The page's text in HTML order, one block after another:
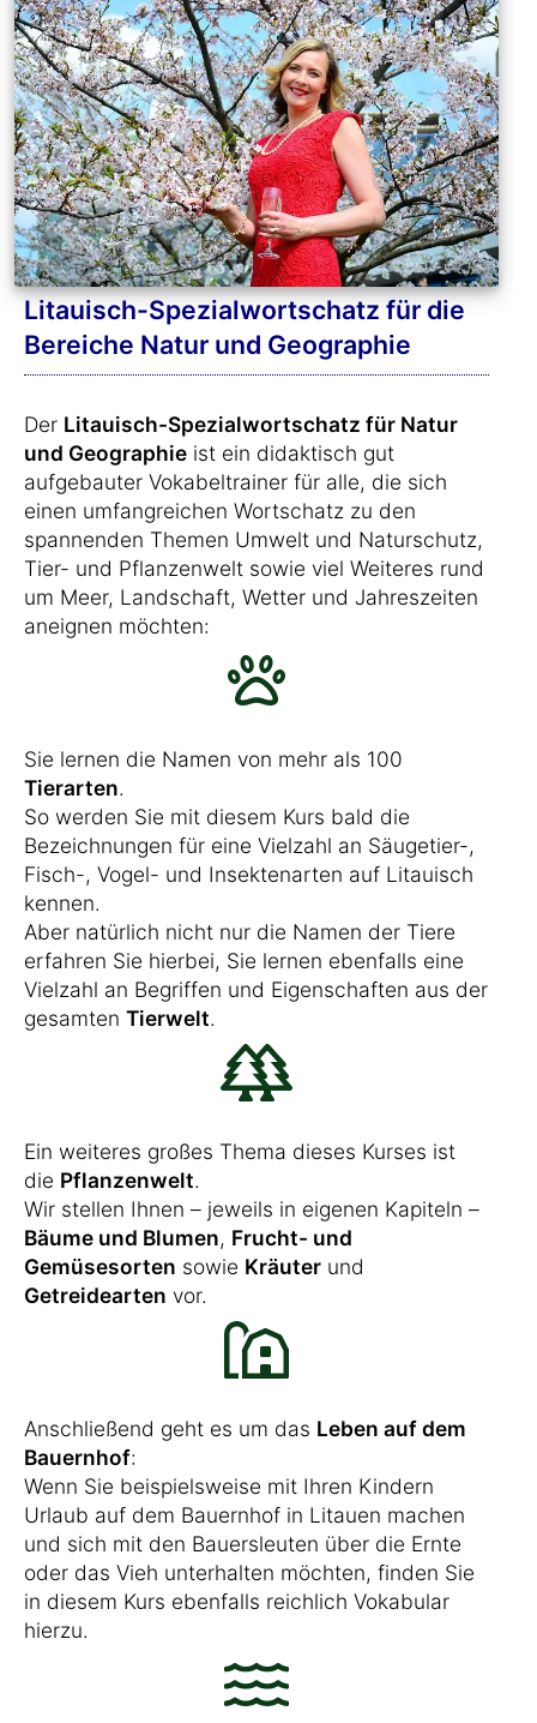
Litauisch-Spezialwortschatz für die
Bereiche Natur und Geographie
Der Litauisch-Spezialwortschatz für Natur
und Geographie ist ein didaktisch gut
aufgebauter Vokabeltrainer für alle, die sich
einen umfangreichen Wortschatz zu den
spannenden Themen Umwelt und Naturschutz,
Tier- und Pflanzenwelt sowie viel Weiteres rund
um Meer, Landschaft, Wetter und Jahreszeiten
aneignen möchten:
Sie lernen die Namen von mehr als 100
Tierarten.
So werden Sie mit diesem Kurs bald die
Bezeichnungen für eine Vielzahl an Säugetier-,
Fisch-, Vogel- und Insektenarten auf Litauisch
kennen.
Aber natürlich nicht nur die Namen der Tiere
erfahren Sie hierbei, Sie lernen ebenfalls eine
Vielzahl an Begriffen und Eigenschaften aus der
gesamten Tierwelt.
Ein weiteres großes Thema dieses Kurses ist
die Pflanzenwelt.
Wir stellen Ihnen – jeweils in eigenen Kapiteln –
Bäume und Blumen, Frucht- und
Gemüsesorten sowie Kräuter und
Getreidearten vor.
Anschließend geht es um das Leben auf dem
Bauernhof:
Wenn Sie beispielsweise mit Ihren Kindern
Urlaub auf dem Bauernhof in Litauen machen
und sich mit den Bauersleuten über die Ernte
oder das Vieh unterhalten möchten, finden Sie
in diesem Kurs ebenfalls reichlich Vokabular
hierzu.